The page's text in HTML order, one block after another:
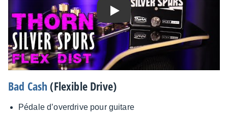
Play
Bad Cash (Flexible Drive)
Pédale d’over­drive pour guitare